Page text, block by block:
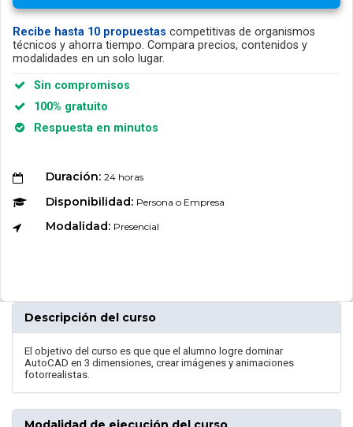
Recibe hasta 10 propuestas competitivas de organismos
técnicos y ahorra tiempo. Compara precios, contenidos y
modalidades en un solo lugar.
Sin compromisos
100% gratuito
Respuesta en minutos
Duración: 24 horas
Disponibilidad: Persona o Empresa
Modalidad: Presencial
Descripción del curso
El objetivo del curso es que que el alumno logre dominar
AutoCAD en 3 dimensiones, crear imágenes y animaciones
fotorrealistas.